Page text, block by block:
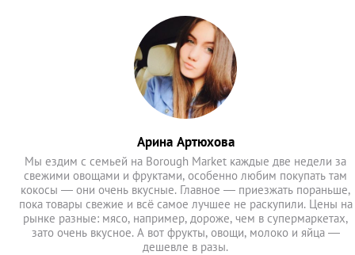
Арина Артюхова
Мы ездим с семьей на Borough Market каждые две недели за
свежими овощами и фруктами, особенно любим покупать там
кокосы — они очень вкусные. Главное — приезжать пораньше,
пока товары свежие и всё самое лучшее не раскупили. Цены на
рынке разные: мясо, например, дороже, чем в супермаркетах,
зато очень вкусное. А вот фрукты, овощи, молоко и яйца —
дешевле в разы.